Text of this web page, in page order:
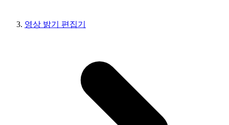
영상 밝기 편집기